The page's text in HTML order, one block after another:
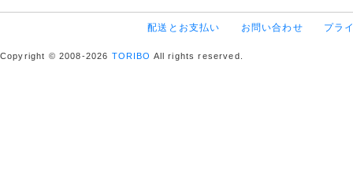
配送とお支払い お問い合わせ プラ
Copyright © 2008-2026 TORIBO All rights reserved.